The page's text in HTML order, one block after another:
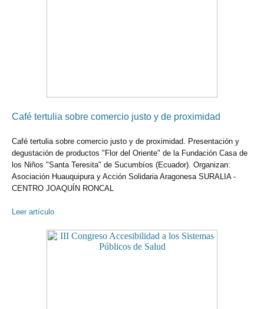
Café tertulia sobre comercio justo y de proximidad
Café tertulia sobre comercio justo y de proximidad. Presentación y
degustación de productos "Flor del Oriente" de la Fundación Casa de
los Niños "Santa Teresita" de Sucumbíos (Ecuador). Organizan:
Asociación Huauquipura y Acción Solidaria Aragonesa SURALIA -
CENTRO JOAQUÍN RONCAL
Leer artículo